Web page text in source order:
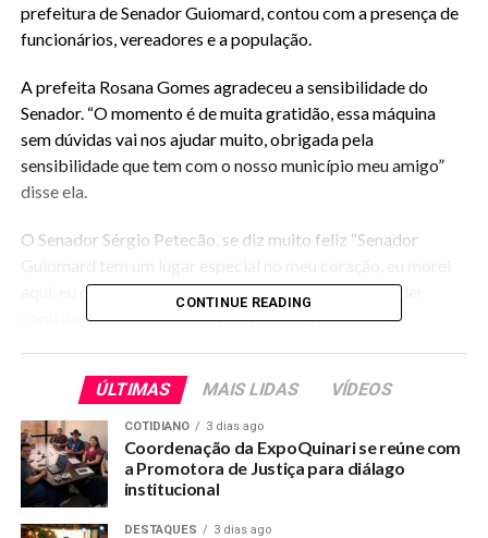
prefeitura de Senador Guiomard, contou com a presença de
funcionários, vereadores e a população.
A prefeita Rosana Gomes agradeceu a sensibilidade do
Senador. “O momento é de muita gratidão, essa máquina
sem dúvidas vai nos ajudar muito, obrigada pela
sensibilidade que tem com o nosso município meu amigo”
disse ela.
O Senador Sérgio Petecão, se diz muito feliz “Senador
aqui, eu conheço essa terra. Estou muito feliz em poder
contribuir com essa gente tão querida” finalizou.
RELATED TOPICS:
UP NEXT
Suplente de vereador busca mandato um ano após
reprocessamento das eleições
CONTINUE READING
ÚLTIMAS MAIS LIDAS VÍDEOS
COTIDIANO 3 dias ago
Coordenação da ExpoQuinari se reúne com
a Promotora de Justiça para diálago
institucional
DESTAQUES 3 dias ago